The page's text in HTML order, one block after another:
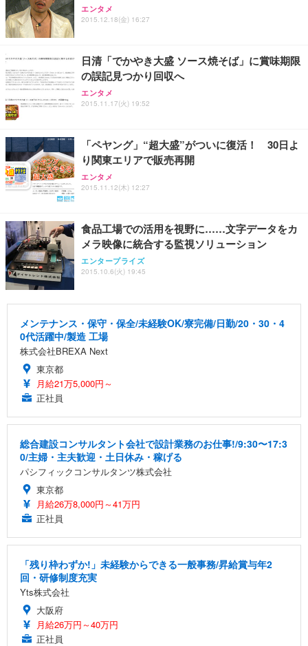
エンタメ
2015.12.18(金) 16:27
日清「でかやき大盛 ソース焼そば」に賞味期限
の誤記見つかり回収へ
エンタメ
2015.11.17(火) 19:52
「ペヤング」“超大盛”がついに復活！ 30日よ
り関東エリアで販売再開
エンタメ
2015.11.12(木) 12:27
食品工場での活用を視野に……文字データをカ
メラ映像に統合する監視ソリューション
エンタープライズ
2015.10.6(火) 19:45
メンテナンス・保守・保全/未経験OK/寮完備/日勤/20・30・4
0代活躍中/製造 工場
株式会社BREXA Next
東京都
月給21万5,000円～
正社員
総合建設コンサルタント会社で設計業務のお仕事!/9:30〜17:3
0/主婦・主夫歓迎・土日休み・稼げる
パシフィックコンサルタンツ株式会社
東京都
月給26万8,000円～41万円
正社員
「残り枠わずか!」未経験からできる一般事務/昇給賞与年2
回・研修制度充実
Yts株式会社
大阪府
月給26万円～40万円
正社員